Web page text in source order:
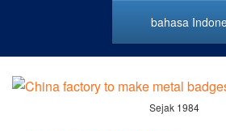
bahasa
Sejak 1984